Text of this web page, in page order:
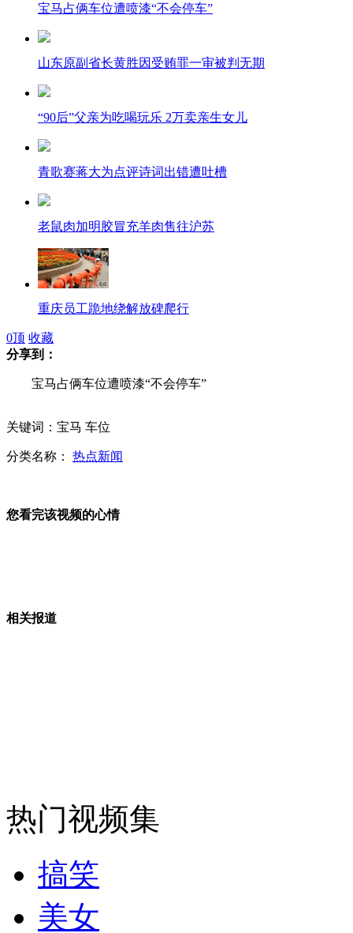
宝马占俩车位遭喷漆“不会停车”
山东原副省长黄胜因受贿罪一审被判无期
“90后”父亲为吃喝玩乐 2万卖亲生女儿
青歌赛蒋大为点评诗词出错遭吐槽
老鼠肉加明胶冒充羊肉售往沪苏
重庆员工跪地绕解放碑爬行
“中国大妈”的豪抢人生
无痛分娩是否安全 医生回应
外交部：反对强权政治霸凌主义
0顶 收藏
分享到：
宝马占俩车位遭喷漆“不会停车”
关键词：宝马 车位
分类名称： 热点新闻
您看完该视频的心情
相关报道
热门视频集
搞笑
美女